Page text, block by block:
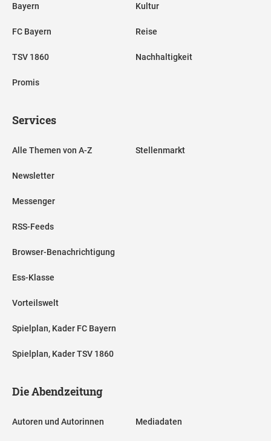
Bayern
FC Bayern
TSV 1860
Promis
Kultur
Reise
Nachhaltigkeit
Services
Alle Themen von A-Z
Newsletter
Messenger
RSS-Feeds
Browser-Benachrichtigung
Ess-Klasse
Vorteilswelt
Spielplan, Kader FC Bayern
Spielplan, Kader TSV 1860
Stellenmarkt
Die Abendzeitung
Autoren und Autorinnen Mediadaten